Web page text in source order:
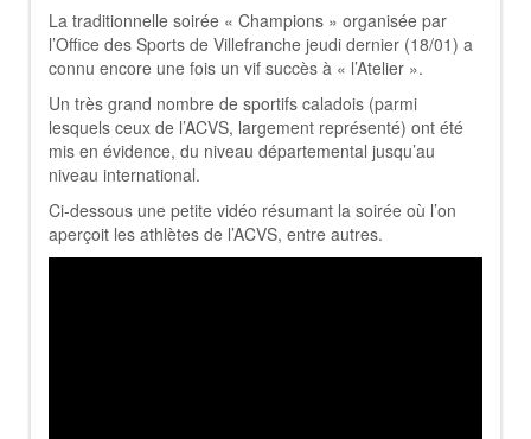
La traditionnelle soirée « Champions » organisée par
l’Office des Sports de Villefranche jeudi dernier (18/01) a
connu encore une fois un vif succès à « l’Atelier ».
Un très grand nombre de sportifs caladois (parmi
lesquels ceux de l’ACVS, largement représenté) ont été
mis en évidence, du niveau départemental jusqu’au
niveau international.
Ci-dessous une petite vidéo résumant la soirée où l’on
aperçoit les athlètes de l’ACVS, entre autres.